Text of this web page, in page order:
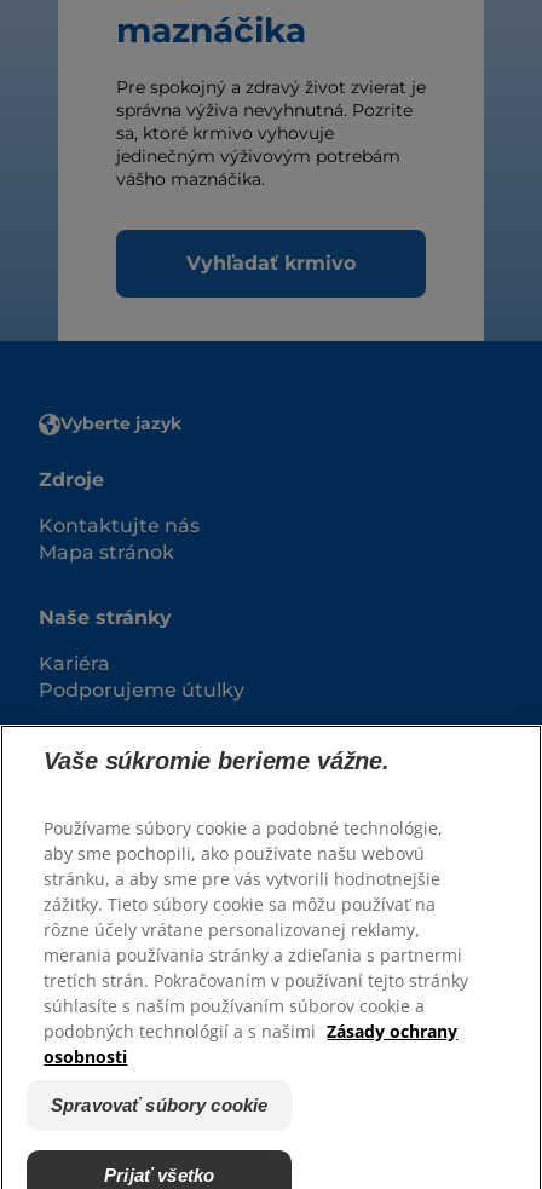
maznáčika
Pre spokojný a zdravý život zvierat je
správna výživa nevyhnutná. Pozrite
sa, ktoré krmivo vyhovuje
jedinečným výživovým potrebám
vášho maznáčika.
Vyhľadať krmivo
Vyberte jazyk
Zdroje
Kontaktujte nás
Mapa stránok
Naše stránky
Kariéra
Podporujeme útulky
© 2025 Hill's Pet Nutrition, Inc.
Všetky práva vyhradené.
Pravidlá
Zásady ochrany osobných
Právne vyhlásenie
Vaše súkromie berieme vážne.
Používame súbory cookie a podobné technológie,
aby sme pochopili, ako používate našu webovú
stránku, a aby sme pre vás vytvorili hodnotnejšie
zážitky. Tieto súbory cookie sa môžu používať na
rôzne účely vrátane personalizovanej reklamy,
merania používania stránky a zdieľania s partnermi
tretích strán. Pokračovaním v používaní tejto stránky
súhlasíte s naším používaním súborov cookie a
podobných technológií a s našimi Zásady ochrany
osobnosti
Spravovať súbory cookie
Prijať všetko